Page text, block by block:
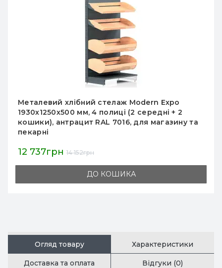
Металевий хлібний стелаж Modern Expo
1930х1250х500 мм, 4 полиці, RAL 9001, для
хліба та випічки в магазин або пекарню
13 020грн 14 467грн
ДО КОШИКА
Огляд товару Характеристики
Доставка та оплата Відгуки (0)